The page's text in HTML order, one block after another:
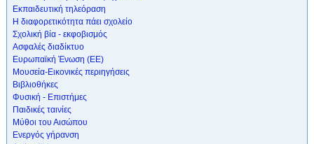
Εκπαιδευτική τηλεόραση
Η διαφορετικότητα πάει σχολείο
Σχολική βία - εκφοβισμός
Ασφαλές διαδίκτυο
Ευρωπαϊκή Ένωση (ΕΕ)
Μουσεία-Εικονικές περιηγήσεις
Βιβλιοθήκες
Φυσική - Επιστήμες
Παιδικές ταινίες
Μύθοι του Αισώπου
Ενεργός γήρανση